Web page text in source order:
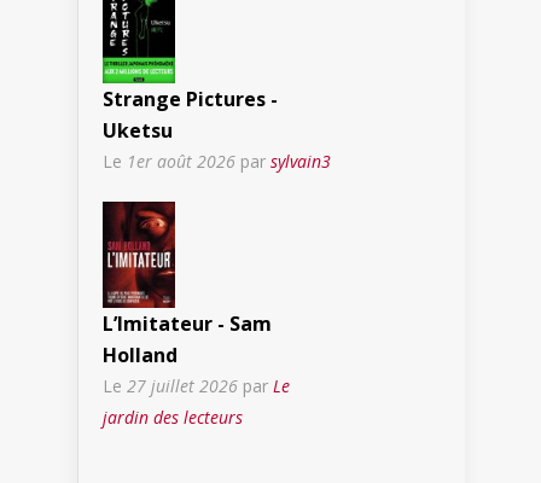
Strange Pictures -
Uketsu
Le 1er août 2026 par sylvain3
L’Imitateur - Sam
Holland
Le 27 juillet 2026 par Le
jardin des lecteurs